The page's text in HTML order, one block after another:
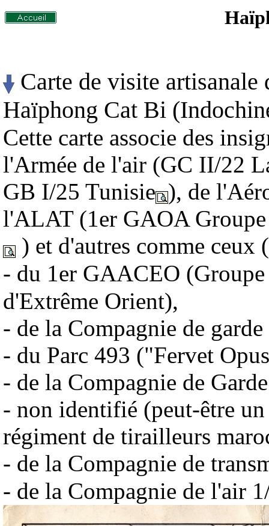
Carte de visite artisanale
Haïphong Cat Bi
Cette carte associe des
l'Armée de l'air (GC II/22
GB I/25 Tunisie ), de
l'ALAT (1er GAOA
) et d'autres comme ceux
- du 1er GAACEO
d'Extrême Orient),
- de la Compagnie de
- du Parc 493 ("Fervet
- de la Compagnie de
- non identifié (peut-être
régiment de tirailleurs
- de la Compagnie de
- de la Compagnie de l'air